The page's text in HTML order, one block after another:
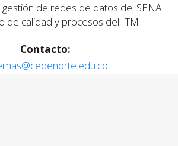
de redes de datos del SENA
de calidad y procesos del ITM
Contacto: